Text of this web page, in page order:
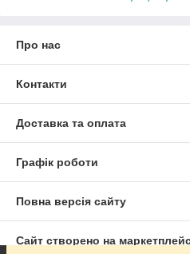
Про нас
Контакти
Доставка та оплата
Графік роботи
Повна версія сайту
Сайт створено на